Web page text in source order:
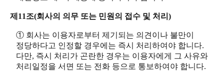
제11조(회사의 의무 또는 민원의 접수 및 처리)
① 회사는 이용자로부터 제기되는 의견이나 불만이
정당하다고 인정할 경우에는 즉시 처리하여야 합니다.
다만, 즉시 처리가 곤란한 경우는 이용자에게 그 사유와
처리일정을 서면 또는 전화 등으로 통보하여야 합니다.